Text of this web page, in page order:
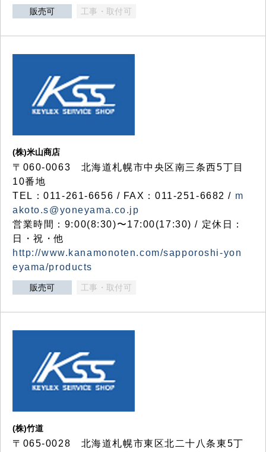
販売可 工事・取付可
(株)米山商店
〒060-0063 北海道札幌市中央区南三条西5丁目
10番地
TEL：011-261-6656 / FAX：011-251-6682 / m
akoto.s@yoneyama.co.jp
営業時間：9:00(8:30)〜17:00(17:30) / 定休日：
日・祝・他
http://www.kanamonoten.com/sapporoshi-yon
eyama/products
販売可 工事・取付可
(株)竹道
〒065-0028 北海道札幌市東区北二十八条東5丁